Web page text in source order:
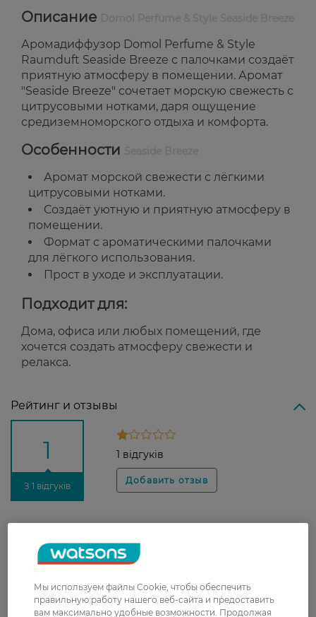
Описание
Аромадиффузор Domol Perfume & Style
Raumduft Seaside Breeze с палочками создаёт
приятную атмосферу в помещении. Аромат
"Seaside Breeze" сочетает морскую свежесть с
цитрусовыми нотками, даря ощущение
средиземноморского отдыха и комфорта.
Особенности
Аромат морской свежести с лёгкими
цитрусовыми нотками.
Создаёт уютную и приятную атмосферу в
помещении.
Формат с ароматическими палочками
для лёгкого использования.
Прост в уходе и эксплуатации.
Подходит для:
Дома, офиса или любых помещений, где
хочется создать атмосферу свежести и
релакса.
Рейтинг и отзывы
1
З 1 відгуків
1 відгуків
Ірина
30 июня, 2025
У використанні з 5-ма паличками.
Запах взагалі не відчутний. Більше
Мы используем файлы Cookie, чтобы обеспечить
правильную работу нашего веб-сайта и предоставить
вам максимально удобные возможности. Продолжая